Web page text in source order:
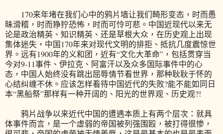
170来年堵在我们心中的鸦片墙让我们畸形变态，时而愚
昧滑稽，时而狰狞恐怖，时而可怜可悲。中国近现代以来无
论是政治精英、知识精英、还是草根大众，在历史观上出现
集体迷失，中国170年来对现代文明的排拒、抵抗几度震惊世
界。远有1900年的义和团，近有“文化大革命”，包括贯穿当
今对9-11事件、伊拉克、阿富汗以及众多国际事件中的心
态，中国人始终没有跳出屈辱情节看世界，那种耿耿于怀的
心结纠缠不休。应该怎样看待中国近代的失败?能不能如同日
本“黑船祭”那样有一种开阔的、阳光的世界观、历史观?!
鸦片战争以来近代中国的遭遇本质上有两个层次：就具
体事件而言，是一个虚弱的帝国被列强围殴，被打得很惨，